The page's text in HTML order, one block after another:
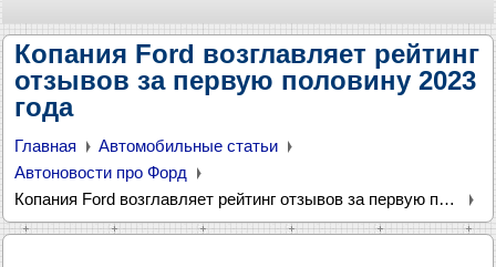
Копания Ford возглавляет рейтинг
отзывов за первую половину 2023
года
Главная
Автомобильные статьи
Автоновости про Форд
Копания Ford возглавляет рейтинг отзывов за первую половину 2023 года